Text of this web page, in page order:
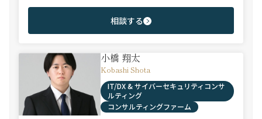
相談する
小橋 翔太
Kobashi Shota
IT/DX & サイバーセキュリティコンサ
ルティング
コンサルティングファーム